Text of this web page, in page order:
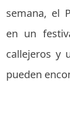
semana, el
en un
callejeros y
pueden